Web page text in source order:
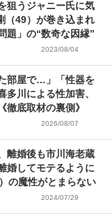
狙うジャニー氏に気
（49）が巻き込まれ
題」の“数奇な因縁”
2023/08/04
部屋で…」「性器を
多川による性加害、
徹底取材の裏側》
2026/08/07
離婚後も市川海老蔵
婚してモテるように
の魔性がとまらない
2024/07/29